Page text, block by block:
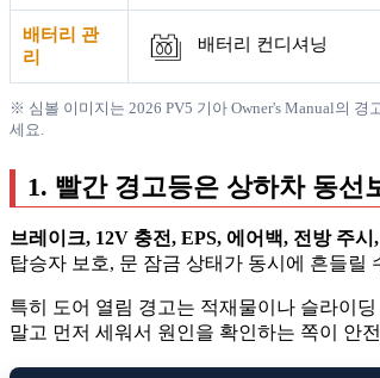
배터리 관
리
배터리 컨디셔닝
※ 심볼 이미지는 2026 PV5 기아 Owner's Manual의
세요.
1. 빨간 경고등은 상하차 동선
브레이크, 12V 충전, EPS, 에어백, 전방 주시
탑승자 보호, 문 잠금 상태가 동시에 흔들릴
특히 도어 열림 경고는 적재물이나 슬라이
말고 먼저 세워서 원인을 확인하는 쪽이 안